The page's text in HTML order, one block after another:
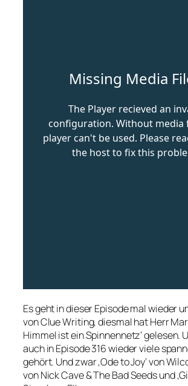
Es geht in dieser Episode mal wieder
von Clue Writing, diesmal hat Herr
Himmel ist ein Spinnennetz‘ gelesen.
auch in Episode 316 wieder viele
gehört. Und zwar ‚Ode to Joy‘ von
von Nick Cave & The Bad Seeds und